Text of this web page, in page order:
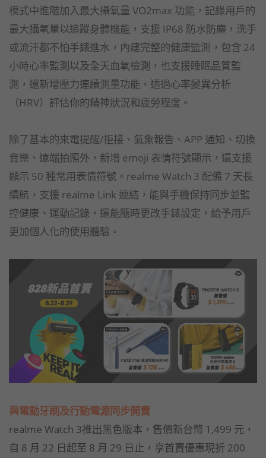
模式中進階加入最大攝氧量 VO2max 功能，記錄用戶的
最大攝氧量以追蹤身體機能，支援 IP68 防水防塵，洗手
或流汗都不怕手錶進水，內建完整的健康監測，包含 24
小時心率監測以及全天血氧檢測，也支援睡眠品質監
測，還新增壓力連續測量功能，透過心率變異分析
（HRV）評估你的精神狀況和疲勞程度。
除了基本的來電提醒/拒接、氣象報告、APP 通知、切換
音樂、遠端拍照外，新增 emoji 表情符號顯示，還支援
顯示 50 種常用表情符號。realme Watch 3 配備 7 天長
續航，支援 realme Link 連結，能與手機保持同步並監
控健康、運動記錄，還能隨時更改手錶設定，給予用戶
更加個人化的使用體驗。
與電動牙刷及行動電源同步開賣
realme Watch 3推出黑色版本，售價新台幣 1,499 元，
自 8 月 22 日起至 8 月 29 日止，享首賣優惠現折 200